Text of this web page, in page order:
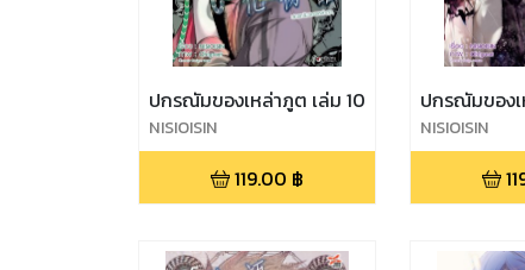
ปกรณัมของเหล่าภูต เล่ม 10
NISIOISIN
119.00 ฿
ปกรณัมของ
NISIOISIN